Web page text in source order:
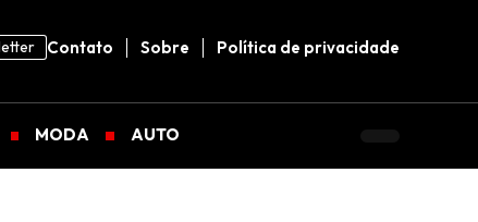
Contato Sobre Política de privacidade
MODA AUTO